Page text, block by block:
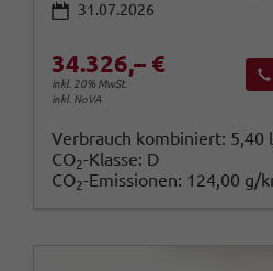
31.07.2026
34.326,– €
inkl. 20% MwSt.
inkl. NoVA
Verbrauch kombiniert: 5,40
CO2-Klasse: D
CO2-Emissionen: 124,00 g/